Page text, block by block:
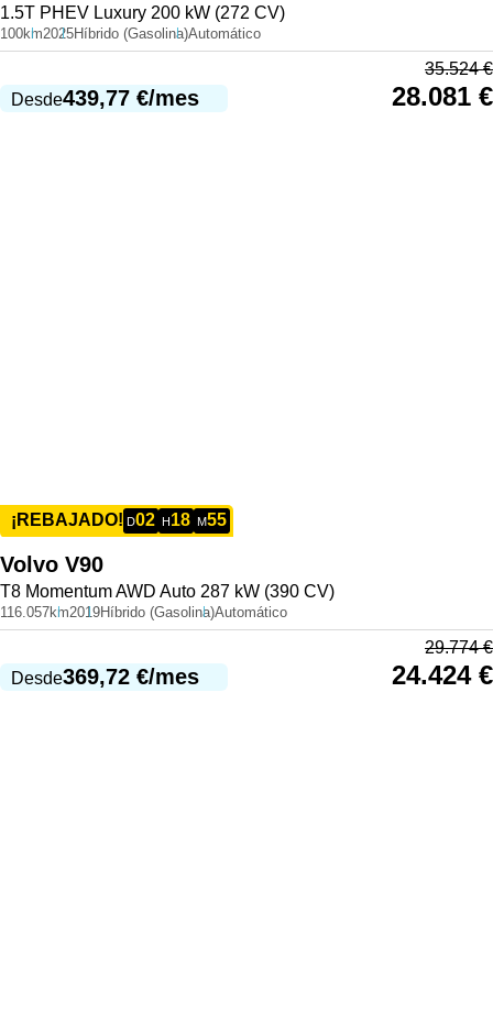
1.5T PHEV Luxury 200 kW (272 CV)
100km2025Híbrido (Gasolina)Automático
Desde439,77 €/mes
35.524€
28.081 €
¡REBAJADO! D02 H18 M55
Volvo V90
T8 Momentum AWD Auto 287 kW (390 CV)
116.057km2019Híbrido (Gasolina)Automático
Desde369,72 €/mes
29.774€
24.424 €